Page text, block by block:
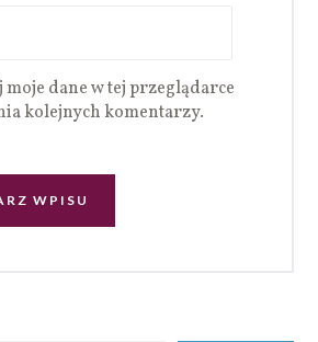
moje dane w tej przeglądarce
kolejnych komentarzy.